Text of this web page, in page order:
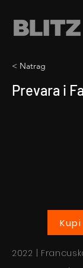
< Natrag
Prevara i
2022 |